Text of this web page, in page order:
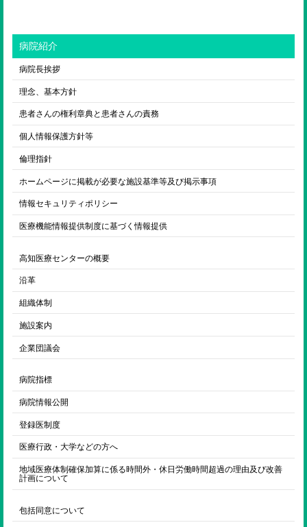
病院紹介
病院長挨拶
理念、基本方針
患者さんの権利章典と患者さんの責務
個人情報保護方針等
倫理指針
ホームページに掲載が必要な施設基準等及び掲示事項
情報セキュリティポリシー
医療機能情報提供制度に基づく情報提供
高知医療センターの概要
沿革
組織体制
施設案内
企業団議会
病院指標
病院情報公開
登録医制度
医療行政・大学などの方へ
地域医療体制確保加算に係る時間外・休日労働時間超過の理由及び改善
計画について
包括同意について